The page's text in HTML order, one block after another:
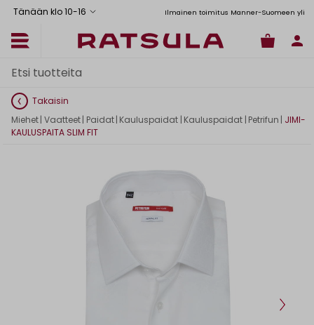
Tänään klo 10-16
Toimituskulut alk. 6,90€ Ilmainen toimitus Manner-Suomeen yli
Takaisin
Miehet| Vaatteet| Paidat | Kauluspaidat | Kauluspaidat | Petrifun | JIMI-
KAULUSPAITA SLIM FIT